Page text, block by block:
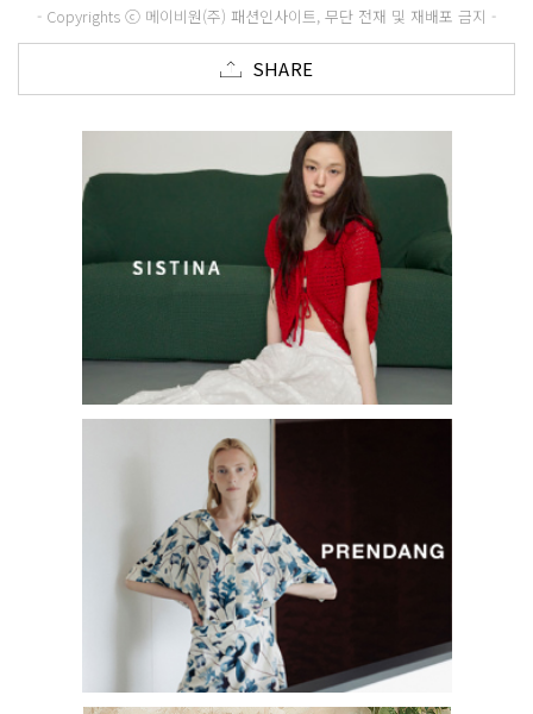
- Copyrights ⓒ 메이비원(주) 패션인사이트, 무단 전재 및 재배포 금지 -
SHARE